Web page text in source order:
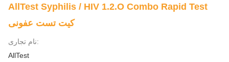
AllTest Syphilis / HIV 1.2.O Combo Rapid Test
کیت تست عفونی
نام تجاری:
AllTest